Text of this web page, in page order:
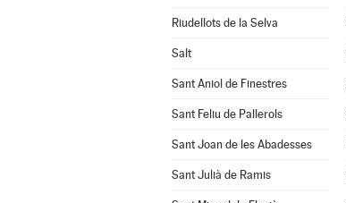
Riudellots de la Selva
Salt
Sant Aniol de Finestres
Sant Feliu de Pallerols
Sant Joan de les Abadesses
Sant Julià de Ramis